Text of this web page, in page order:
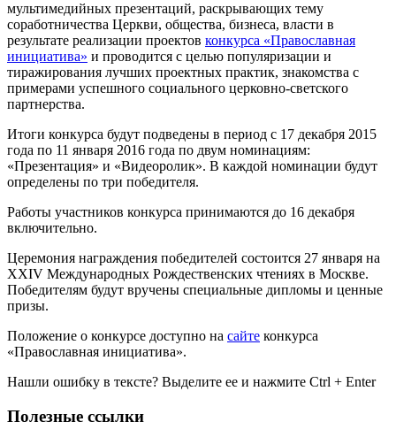
мультимедийных презентаций, раскрывающих тему
соработничества Церкви, общества, бизнеса, власти в
результате реализации проектов конкурса «Православная
инициатива» и проводится с целью популяризации и
тиражирования лучших проектных практик, знакомства с
примерами успешного социального церковно-светского
партнерства.
Итоги конкурса будут подведены в период с 17 декабря 2015
года по 11 января 2016 года по двум номинациям:
«Презентация» и «Видеоролик». В каждой номинации будут
определены по три победителя.
Работы участников конкурса принимаются до 16 декабря
включительно.
Церемония награждения победителей состоится 27 января на
XXIV Международных Рождественских чтениях в Москве.
Победителям будут вручены специальные дипломы и ценные
призы.
Положение о конкурсе доступно на сайте конкурса
«Православная инициатива».
Нашли ошибку в тексте? Выделите ее и нажмите Ctrl + Enter
Полезные ссылки